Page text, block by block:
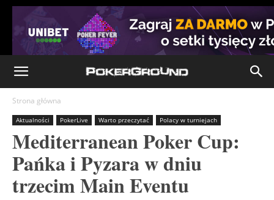
Strona główna
Aktualności PokerLive Warto przeczytać Polacy w turniejach
Mediterranean Poker Cup:
Pańka i Pyzara w dniu
trzecim Main Eventu